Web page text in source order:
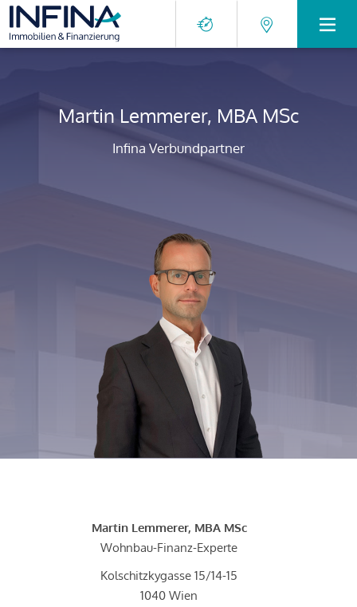
Martin Lemmerer, MBA MSc
Infina Verbundpartner
Martin Lemmerer, MBA MSc
Wohnbau-Finanz-Experte
Kolschitzkygasse 15/14-15
1040 Wien